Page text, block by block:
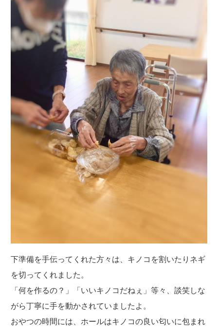
下準備を手伝ってくれた方々は、キノコを割いたりネギ
を切ってくれました。
「何を作るの？」「いいキノコだねぇ」等々、談笑しな
がら丁寧に手を動かされていましたよ。
おやつの時間には、ホールはキノコの良い匂いに包まれ